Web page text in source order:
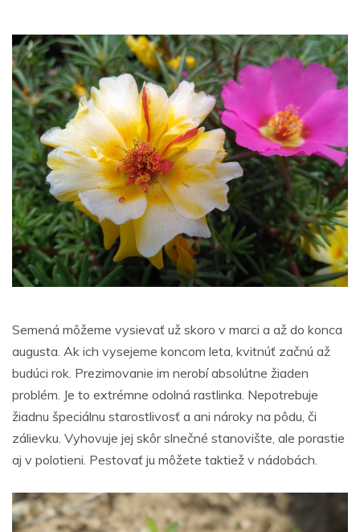
Semená môžeme vysievať už skoro v marci a až do konca
augusta. Ak ich vysejeme koncom leta, kvitnúť začnú až
budúci rok. Prezimovanie im nerobí absolútne žiaden
problém. Je to extrémne odolná rastlinka. Nepotrebuje
žiadnu špeciálnu starostlivosť a ani nároky na pôdu, či
zálievku. Vyhovuje jej skôr slnečné stanovište, ale porastie
aj v polotieni. Pestovať ju môžete taktiež v nádobách.